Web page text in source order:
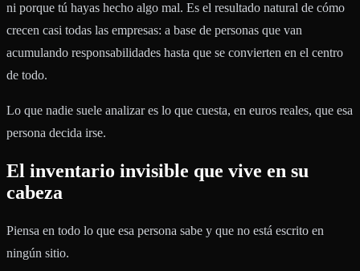
ni porque tú hayas hecho algo mal. Es el resultado natural de cómo
crecen casi todas las empresas: a base de personas que van
acumulando responsabilidades hasta que se convierten en el centro
de todo.
Lo que nadie suele analizar es lo que cuesta, en euros reales, que esa
persona decida irse.
El inventario invisible que vive en su
cabeza
Piensa en todo lo que esa persona sabe y que no está escrito en
ningún sitio.